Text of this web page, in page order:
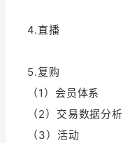
4.直播
5.复购
（1）会员体系
（2）交易数据分析
（3）活动